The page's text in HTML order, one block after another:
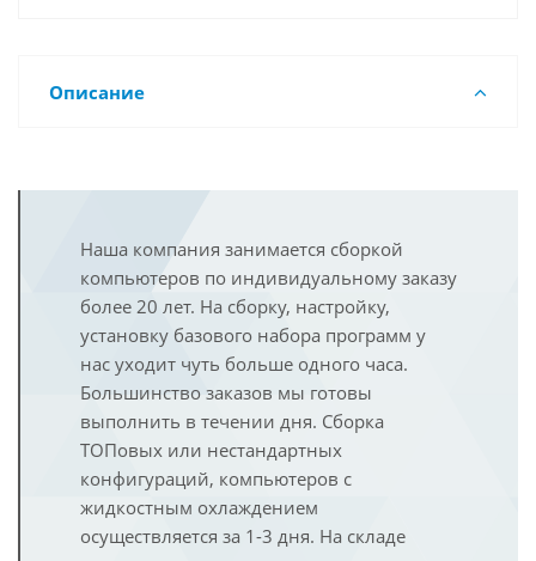
Описание
Наша компания занимается сборкой
компьютеров по индивидуальному заказу
более 20 лет. На сборку, настройку,
установку базового набора программ у
нас уходит чуть больше одного часа.
Большинство заказов мы готовы
выполнить в течении дня. Сборка
ТОПовых или нестандартных
конфигураций, компьютеров с
жидкостным охлаждением
осуществляется за 1-3 дня. На складе